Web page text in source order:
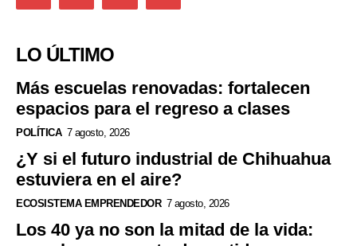
LO ÚLTIMO
Más escuelas renovadas: fortalecen
espacios para el regreso a clases
POLÍTICA 7 agosto, 2026
¿Y si el futuro industrial de Chihuahua
estuviera en el aire?
ECOSISTEMA EMPRENDEDOR 7 agosto, 2026
Los 40 ya no son la mitad de la vida: